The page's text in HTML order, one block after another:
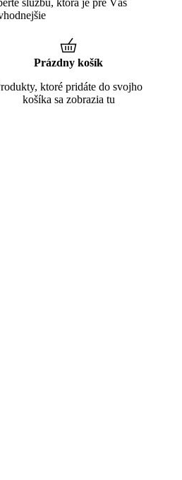
Prázdny košík
ktoré pridáte do svojho
košíka sa zobrazia tu